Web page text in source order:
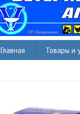
Главная Товары и